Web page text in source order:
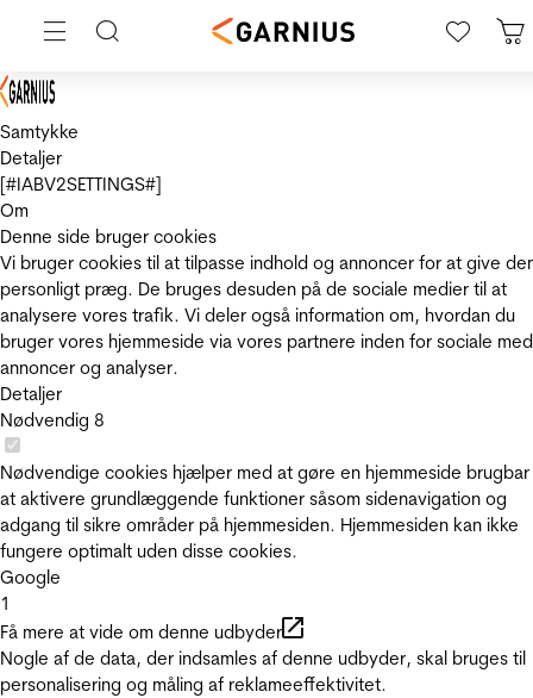
Samtykke
Detaljer
[#IABV2SETTINGS#]
Om
Denne side bruger cookies
Vi bruger cookies til at tilpasse indhold og annoncer for at give
personligt præg. De bruges desuden på de sociale medier til at
analysere vores trafik. Vi deler også information om, hvordan du
bruger vores hjemmeside via vores partnere inden for sociale
annoncer og analyser.
Detaljer
Nødvendig 8
Nødvendige cookies hjælper med at gøre en hjemmeside
at aktivere grundlæggende funktioner såsom sidenavigation og
adgang til sikre områder på hjemmesiden. Hjemmesiden kan ikke
fungere optimalt uden disse cookies.
Google
1
Få mere at vide om denne udbyder
Nogle af de data, der indsamles af denne udbyder, skal bruges til
personalisering og måling af reklameeffektivitet.